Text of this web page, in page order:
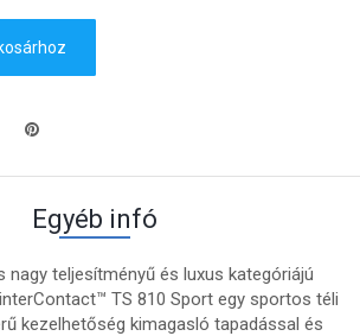
Egyéb infó
nagy teljesítményű és luxus kategóriájú
TS 810 Sport egy sportos téli
kezelhetőség kimagasló tapadással és